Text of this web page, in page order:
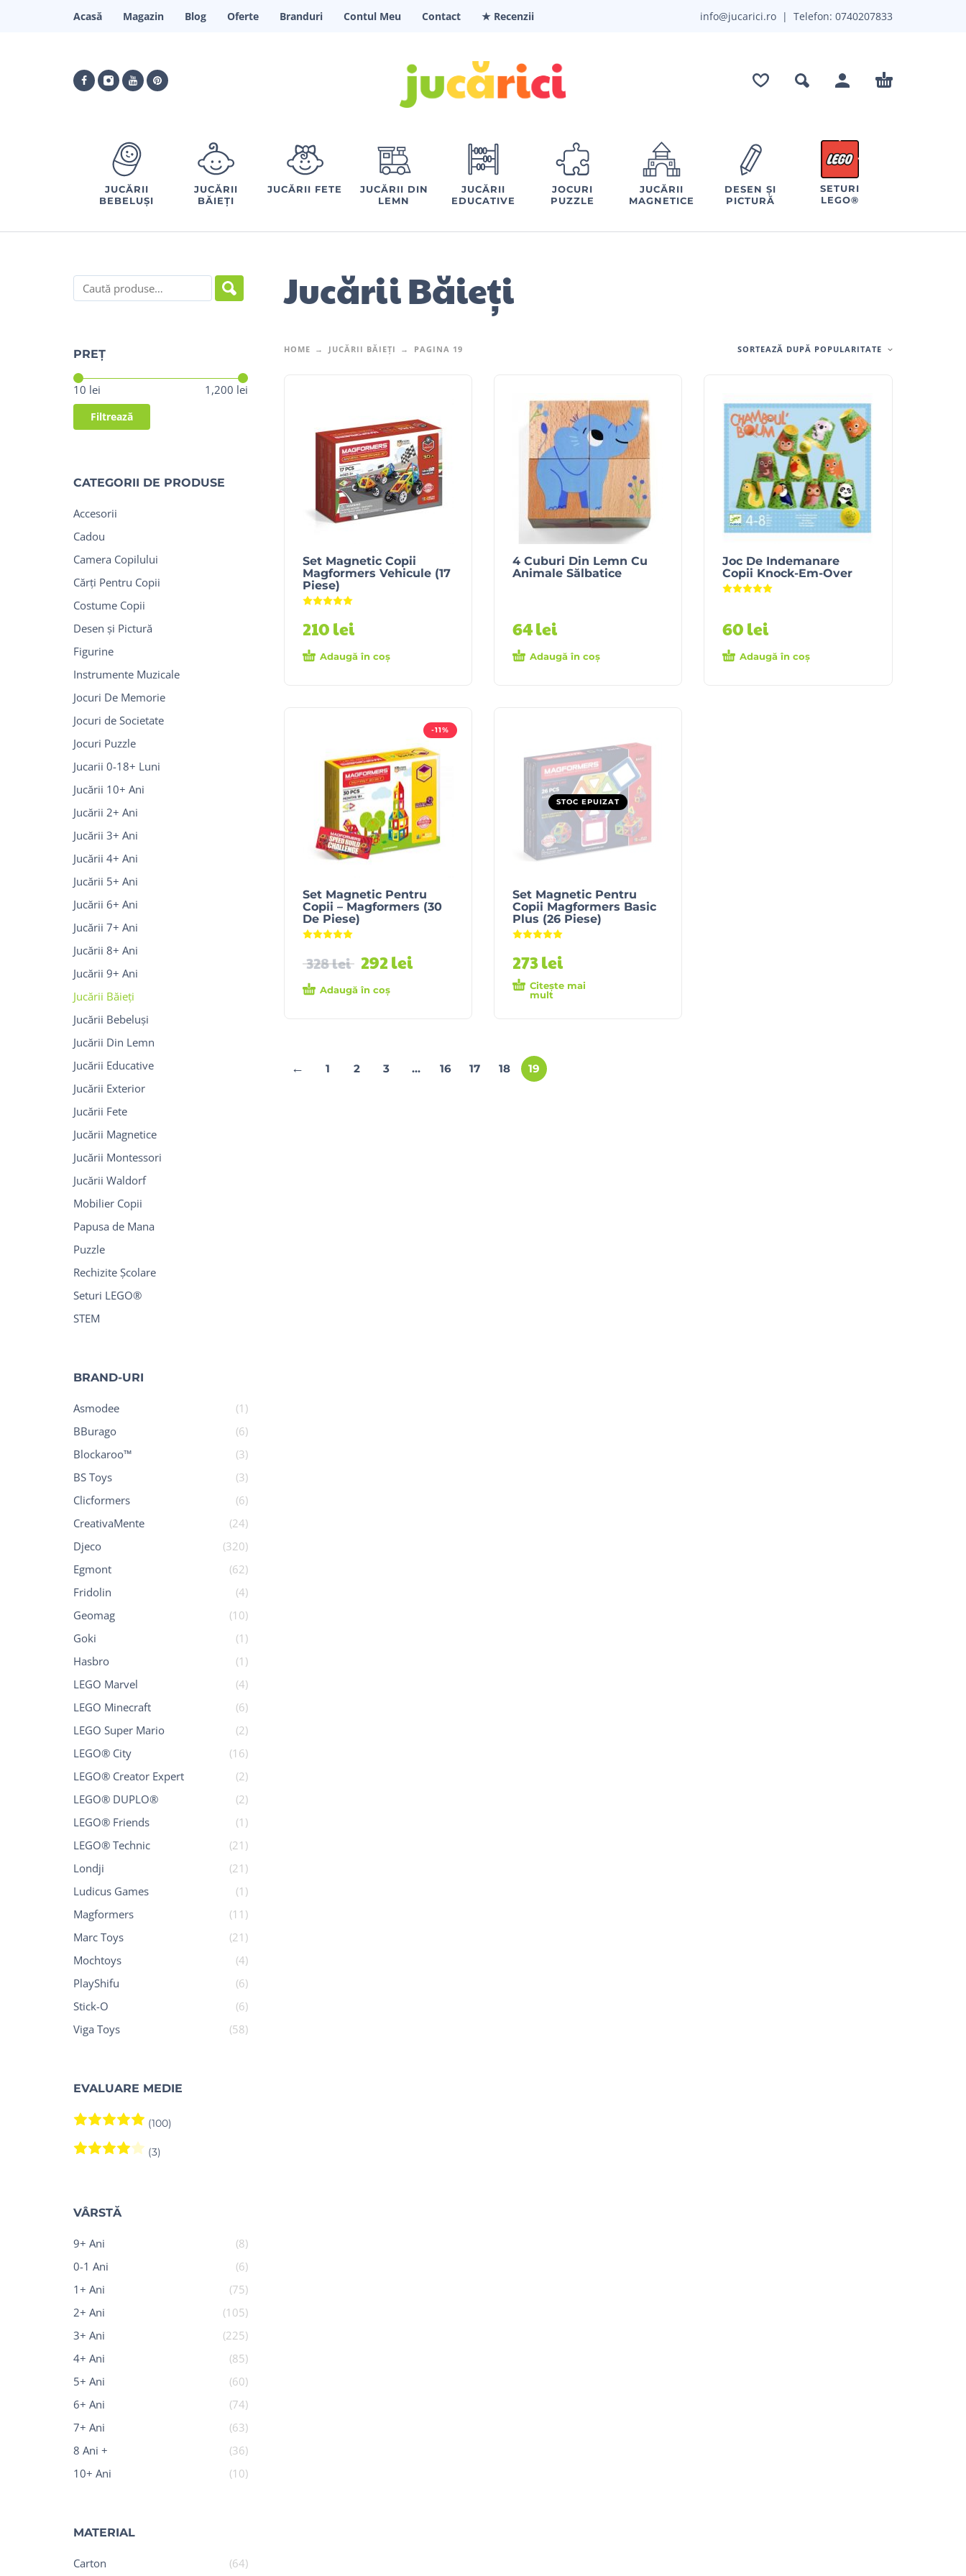
Acasă Magazin Blog Oferte Branduri Contul Meu Contact ★ Recenzii info@jucarici.ro | Telefon: 0740207833
JUCĂRII
BEBELUȘI
JUCĂRII
BĂIEȚI
JUCĂRII FETE
JUCĂRII DIN
LEMN
JUCĂRII
EDUCATIVE
JOCURI
PUZZLE
JUCĂRII
MAGNETICE
DESEN ȘI
PICTURĂ
SETURI
LEGO®
PREȚ
Filtrează
10 lei 1,200 lei
CATEGORII DE PRODUSE
Accesorii
Cadou
Camera Copilului
Cărți Pentru Copii
Costume Copii
Desen și Pictură
Figurine
Instrumente Muzicale
Jocuri De Memorie
Jocuri de Societate
Jocuri Puzzle
Jucarii 0-18+ Luni
Jucării 10+ Ani
Jucării 2+ Ani
Jucării 3+ Ani
Jucării 4+ Ani
Jucării 5+ Ani
Jucării 6+ Ani
Jucării 7+ Ani
Jucării 8+ Ani
Jucării 9+ Ani
Jucării Băieți
Jucării Bebeluși
Jucării Din Lemn
Jucării Educative
Jucării Exterior
Jucării Fete
Jucării Magnetice
Jucării Montessori
Jucării Waldorf
Mobilier Copii
Papusa de Mana
Puzzle
Rechizite Școlare
Seturi LEGO®
STEM
BRAND-URI
Asmodee
(1)
BBurago
(6)
Blockaroo™
(3)
BS Toys
(3)
Clicformers
(6)
CreativaMente
(24)
Djeco
(320)
Egmont
(62)
Fridolin
(4)
Geomag
(10)
Goki
(1)
Hasbro
(1)
LEGO Marvel
(4)
LEGO Minecraft
(6)
LEGO Super Mario
(2)
LEGO® City
(16)
LEGO® Creator Expert
(2)
LEGO® DUPLO®
(2)
LEGO® Friends
(1)
LEGO® Technic
(21)
Londji
(21)
Ludicus Games
(1)
Magformers
(11)
Marc Toys
(21)
Mochtoys
(4)
PlayShifu
(6)
Stick-O
(6)
Viga Toys
(58)
EVALUARE MEDIE
Evaluat la
(100)
Evaluat la
(3)
VÂRSTĂ
9+ Ani
(8)
0-1 Ani
(6)
1+ Ani
(75)
2+ Ani
(105)
3+ Ani
(225)
4+ Ani
(85)
5+ Ani
(60)
6+ Ani
(74)
7+ Ani
(63)
8 Ani +
(36)
10+ Ani
(10)
MATERIAL
Carton (64)
Jucării Băieți
HOME JUCĂRII BĂIEȚI PAGINA 19 SORTEAZĂ DUPĂ POPULARITATE
Set Magnetic Copii
Magformers Vehicule (17
Piese)
Evaluat la
210lei
Adaugă în coș
4 Cuburi Din Lemn Cu
Animale Sălbatice
64lei
Adaugă în coș
Joc De Indemanare
Copii Knock-Em-Over
60lei
Adaugă în coș
-11%
Set Magnetic Pentru
Copii – Magformers (30
De Piese)
Evaluat la
328lei 292lei
Adaugă în coș
STOC EPUIZAT
Set Magnetic Pentru
Copii Magformers Basic
Plus (26 Piese)
Evaluat la
273lei
Citește mai
mult
← 1 2 3 … 16 17 18 19